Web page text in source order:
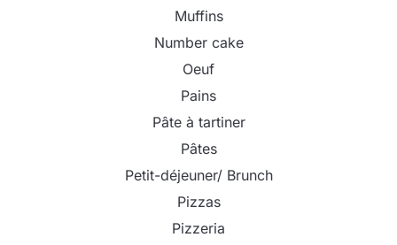
Muffins
Number cake
Oeuf
Pains
Pâte à tartiner
Pâtes
Petit-déjeuner/ Brunch
Pizzas
Pizzeria